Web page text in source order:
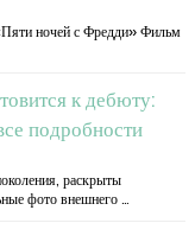
ночей с Фредди» Фильм
к дебюту:
подробности
раскрыты
фото внешнего …